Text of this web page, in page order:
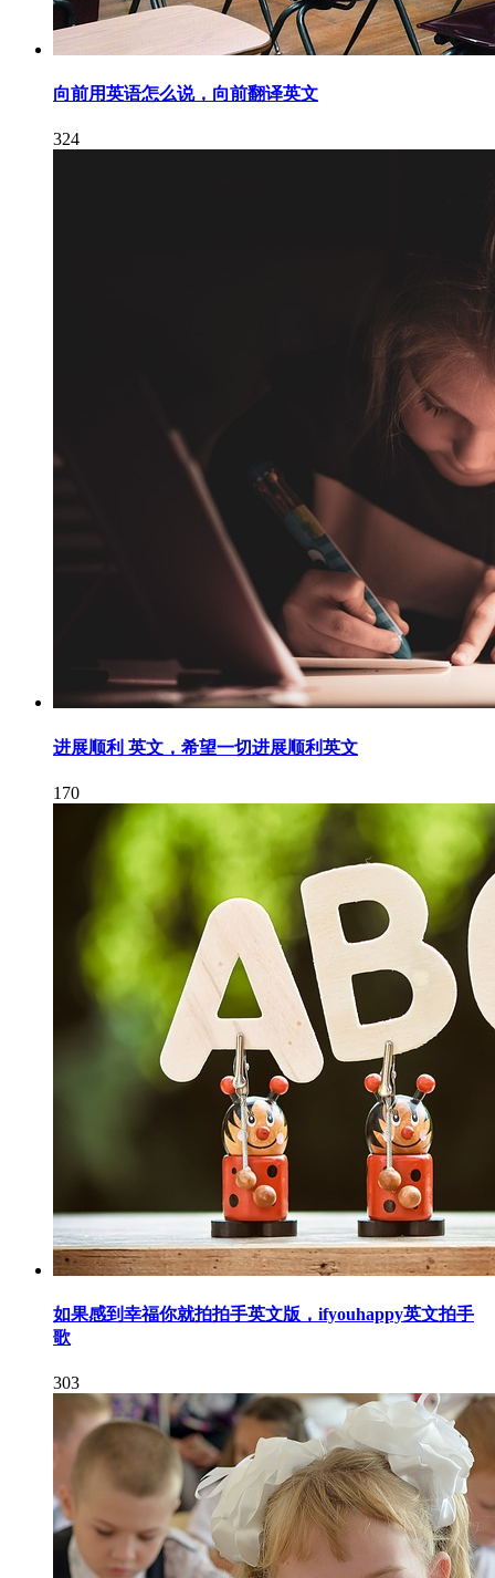
向前用英语怎么说，向前翻译英文
324
进展顺利 英文，希望一切进展顺利英文
170
如果感到幸福你就拍拍手英文版，ifyouhappy英文拍手
歌
303